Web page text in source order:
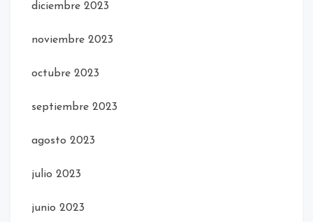
diciembre 2023
noviembre 2023
octubre 2023
septiembre 2023
agosto 2023
julio 2023
junio 2023